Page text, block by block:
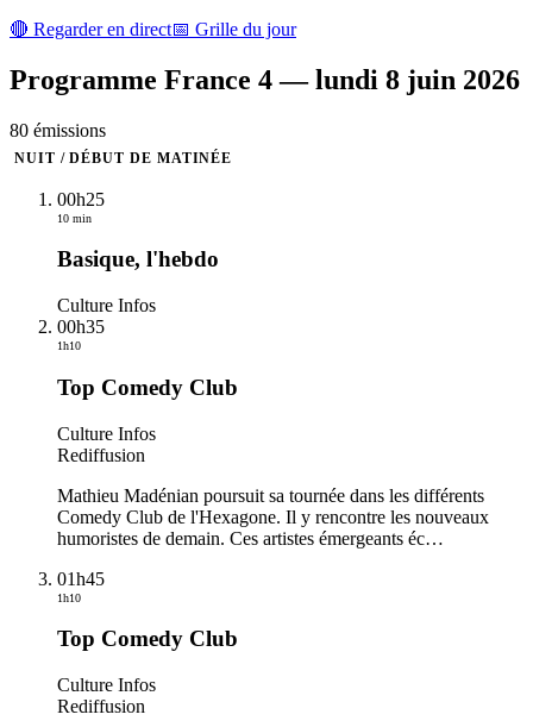
🔴 Regarder en direct📅 Grille du jour
Programme France 4—lundi 8 juin 2026
80 émissions
NUIT / DÉBUT DE MATINÉE
00h25
10 min
Basique, l'hebdo
Culture Infos
00h35
1h10
Top Comedy Club
Culture Infos
Rediffusion
Mathieu Madénian poursuit sa tournée dans les différents
Comedy Club de l'Hexagone. Il y rencontre les nouveaux
humoristes de demain. Ces artistes émergeants éc…
01h45
1h10
Top Comedy Club
Culture Infos
Rediffusion